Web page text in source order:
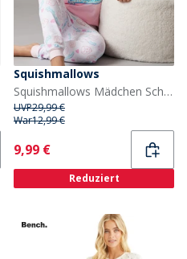
Squishmallows
Squishmallows Mädchen Schlafanzug Set Ballerina/Weiß
UVP29,99 €
War12,99 €
Current
9,99 €
Reduziert